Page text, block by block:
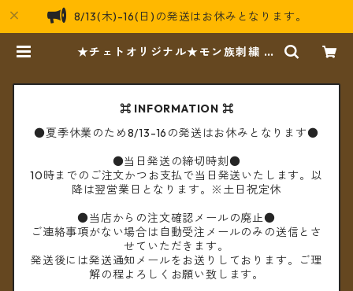
8/13(木)-16(日)の発送はお休みとなります。
★チェトオリジナル★モン族刺繍 ス
⌘ INFORMATION ⌘
●夏季休業のため8/13-16の発送はお休みとなります●
●当日発送の締切時刻●
10時までのご注文かつお支払で当日発送いたします。以
降は翌営業日となります。※土日祝定休
●当店からの注文確認メールの廃止●
ご連絡事項がない場合は自動受注メールのみの送信とさ
せていただきます。
発送後には発送通知メールをお送りしております。ご理
解の程よろしくお願い致します。